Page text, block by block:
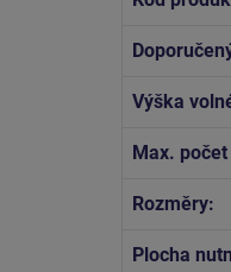
Výška
Max.
Rozměry:
Plocha